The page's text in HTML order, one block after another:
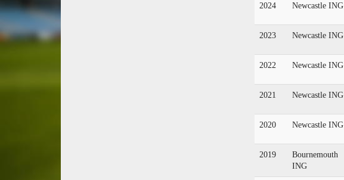
2024 Newcastle ING
2023 Newcastle ING
2022 Newcastle ING
2021 Newcastle ING
2020 Newcastle ING
2019
Bournemouth
ING